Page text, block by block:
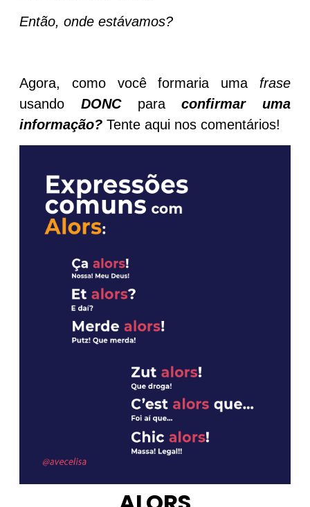
Então, onde estávamos?
Agora, como você formaria uma frase
usando DONC paraconfirmar uma
informação? Tente aqui nos comentários!